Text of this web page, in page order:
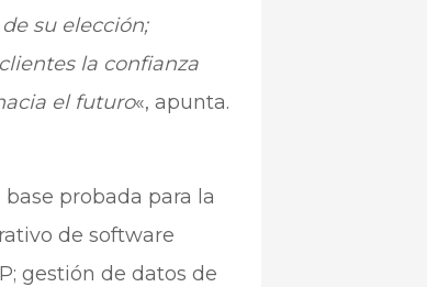
su elección;
la confianza
el futuro«, apunta.
base probada para la
de software
gestión de datos de